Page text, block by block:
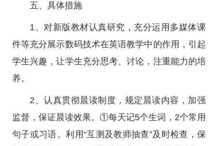
五、具体措施
1、对新版教材认真研究，充分运用多媒体课
件等充分展示数码技术在英语教学中的作用，引起
学生兴趣，让学生充分思考、讨论，注重能力的培
养。
2、认真贯彻晨读制度，规定晨读内容，加强
监督，保证晨读效果。①每天记5个生词，2个常用
句子或习语。利用“互测及教师抽查”及时检查，保